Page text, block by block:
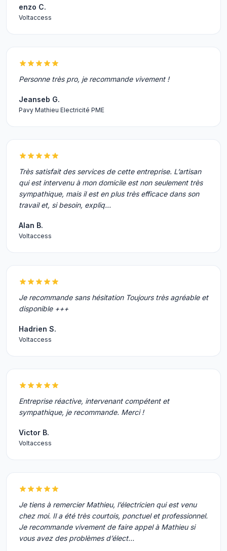
enzo C.
Voltaccess
Personne très pro, je recommande vivement !
Jeanseb G.
Pavy Mathieu Electricité PME
Très satisfait des services de cette entreprise. L’artisan
qui est intervenu à mon domicile est non seulement très
sympathique, mais il est en plus très efficace dans son
travail et, si besoin, expliq…
Alan B.
Voltaccess
Je recommande sans hésitation Toujours très agréable et
disponible +++
Hadrien S.
Voltaccess
Entreprise réactive, intervenant compétent et
sympathique, je recommande. Merci !
Victor B.
Voltaccess
Je tiens à remercier Mathieu, l’électricien qui est venu
chez moi. Il a été très courtois, ponctuel et professionnel.
Je recommande vivement de faire appel à Mathieu si
vous avez des problèmes d’élect…